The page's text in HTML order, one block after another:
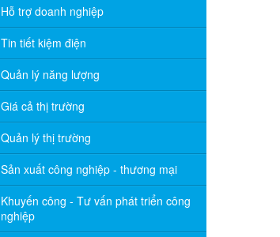
Hỗ trợ doanh nghiệp
Tin tiết kiệm điện
Quản lý năng lượng
Giá cả thị trường
Quản lý thị trường
Sản xuất công nghiệp - thương mại
Khuyến công - Tư vấn phát triển công
nghiệp